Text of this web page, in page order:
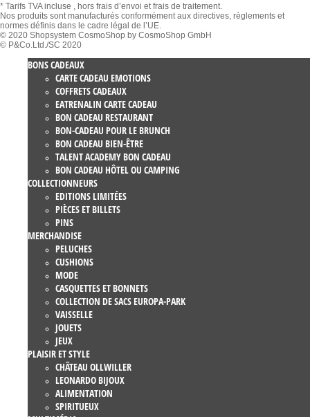
* Tarifs TVA incluse
, hors frais d’envoi et frais de traitement.
Nos produits sont manufacturés conformément aux directives, règlements et
normes définis dans le cadre légal de l’UE.
© 2020 Shopsystem CosmoShop by CosmoShop GmbH
© P&Co.Ltd./SC 2020
BONS CADEAUX
CARTE CADEAU EMOTIONS
COFFRETS CADEAUX
EATRENALIN CARTE CADEAU
BON CADEAU RESTAURANT
BON-CADEAU POUR LE BRUNCH
BON CADEAU BIEN-ÊTRE
TALENT ACADEMY BON CADEAU
BON CADEAU HÔTEL OU CAMPING
COLLECTIONNEURS
EDITIONS LIMITÉES
PIÈCES ET BILLETS
PINS
MERCHANDISE
PELUCHES
CUSHIONS
MODE
CASQUETTES ET BONNETS
COLLECTION DE SACS EUROPA-PARK
VAISSELLE
JOUETS
JEUX
PLAISIR ET STYLE
CHÂTEAU OLLWILLER
LEONARDO BIJOUX
ALIMENTATION
SPIRITUEUX